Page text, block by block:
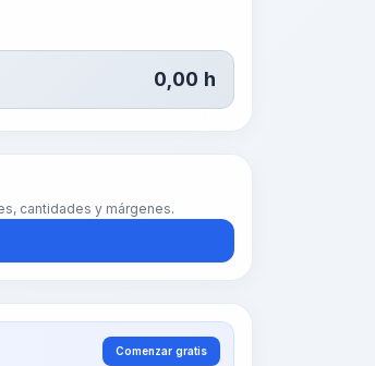
0,00 h
cantidades y márgenes.
Comenzar gratis